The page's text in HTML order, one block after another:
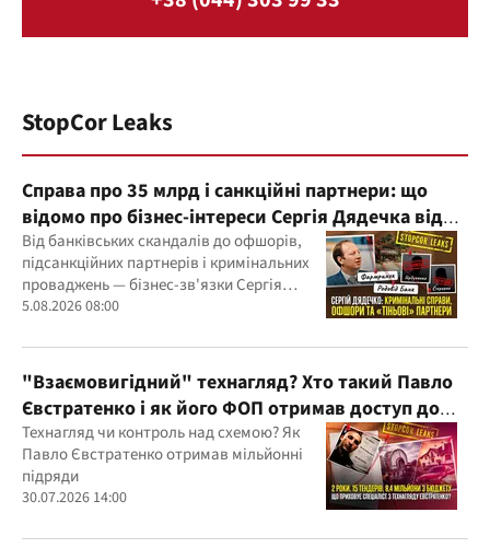
StopCor Leaks
Справа про 35 млрд і санкційні партнери: що
відомо про бізнес-інтереси Сергія Дядечка від
"Родовід Банку" до "ФАРМАСЕЛ"
Від банківських скандалів до офшорів,
підсанкційних партнерів і кримінальних
проваджень — бізнес-зв'язки Сергія
Дядечка й досі простягаються через
5.08.2026 08:00
"Взаємовигідний" технагляд? Хто такий Павло
Євстратенко і як його ФОП отримав доступ до
бюджетних мільйонів?
Технагляд чи контроль над схемою? Як
Павло Євстратенко отримав мільйонні
підряди
30.07.2026 14:00